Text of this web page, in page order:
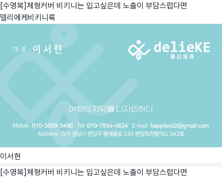
[수영복]체형커버 비키니는 입고싶은데 노출이 부담스럽다면
델리에케비키니룩
이서현
[수영복]체형커버 비키니는 입고싶은데 노출이 부담스럽다면